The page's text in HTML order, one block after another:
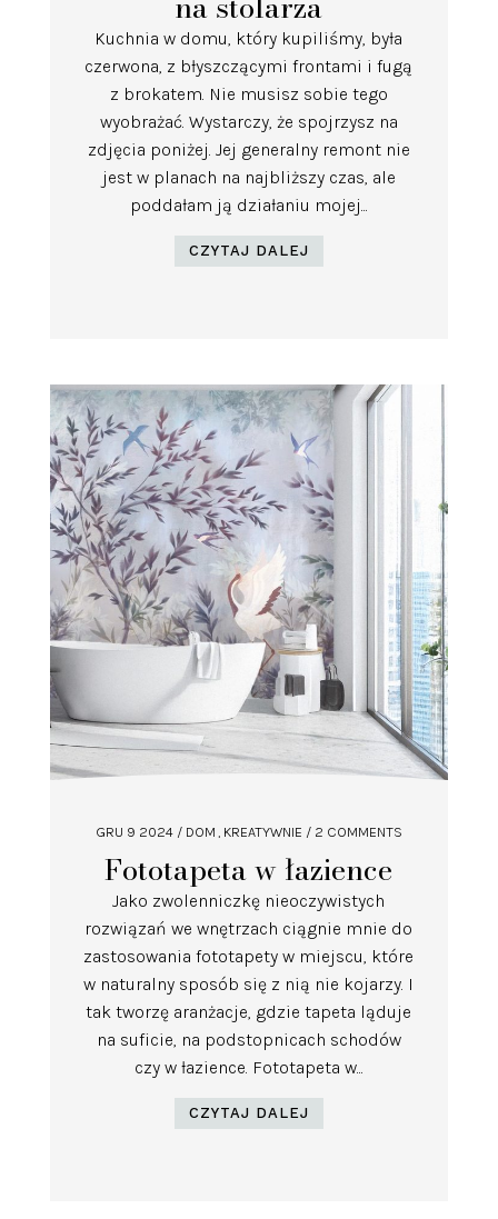
Kuchnia w domu, który kupiliśmy, była
czerwona, z błyszczącymi frontami i fugą
z brokatem. Nie musisz sobie tego
wyobrażać. Wystarczy, że spojrzysz na
zdjęcia poniżej. Jej generalny remont nie
jest w planach na najbliższy czas, ale
poddałam ją działaniu mojej...
CZYTAJ DALEJ
Fototapeta w łazience
GRU 9 2024/ DOM KREATYWNIE / 2 COMMENTS
Jako zwolenniczkę nieoczywistych
rozwiązań we wnętrzach ciągnie mnie do
zastosowania fototapety w miejscu, które
w naturalny sposób się z nią nie kojarzy. I
tak tworzę aranżacje, gdzie tapeta ląduje
na suficie, na podstopnicach schodów
czy w łazience. Fototapeta w...
CZYTAJ DALEJ